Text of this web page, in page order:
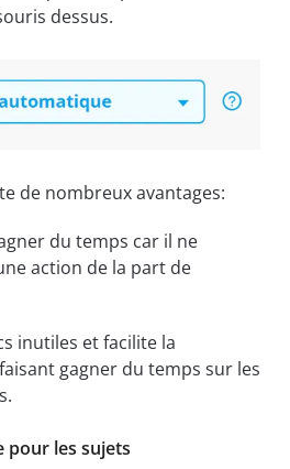
dessus.
de nombreux avantages:
du temps car il ne
action de la part de
inutiles et facilite la
gagner du temps sur les
pour les sujets